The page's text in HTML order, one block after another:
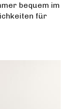
bequem im
für